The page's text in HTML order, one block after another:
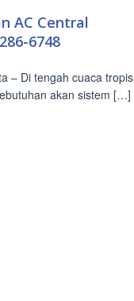
AC Central
6748
– Di tengah cuaca tropis
akan sistem […]